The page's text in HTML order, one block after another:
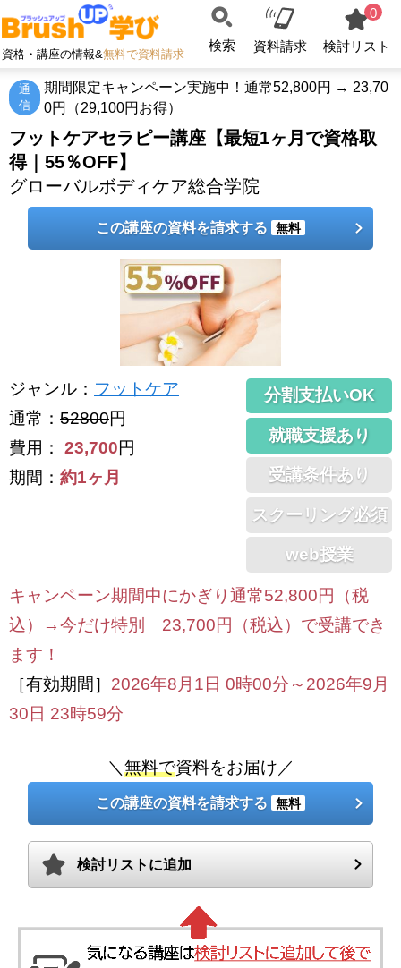
資格・講座の情報&無料で資料請求
検索 資料請求
0
検討リスト
通
信
期間限定キャンペーン実施中！通常52,800円 → 23,70
0円（29,100円お得）
フットケアセラピー講座【最短1ヶ月で資格取
得｜55％OFF】
グローバルボディケア総合学院
この講座の資料を請求する 無料
ジャンル ： フットケア
通常： 52800円
費用： 23,700円
期間： 約1ヶ月
分割支払いOK
就職支援あり
受講条件あり
スクーリング必須
web授業
キャンペーン期間中にかぎり通常52,800円（税
込）→今だけ特別 23,700円（税込）で受講でき
ます！
［有効期間］ 2026年8月1日 0時00分～2026年9月
30日 23時59分
＼ 無料で資料をお届け／
この講座の資料を請求する 無料
検討リストに追加